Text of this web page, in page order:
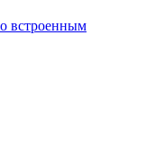
встроенным